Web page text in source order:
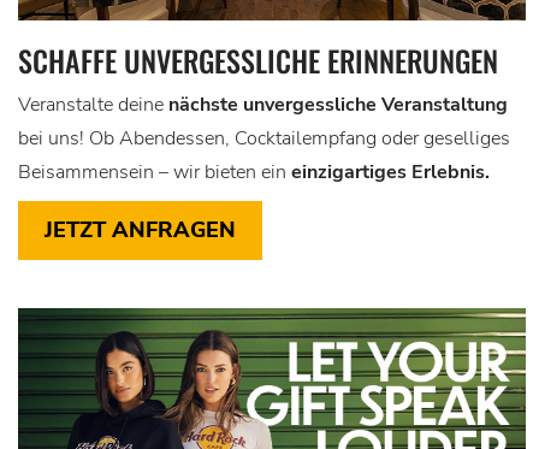
SCHAFFE UNVERGESSLICHE ERINNERUNGEN
Veranstalte deine nächste unvergessliche Veranstaltung
bei uns! Ob Abendessen, Cocktailempfang oder geselliges
Beisammensein – wir bieten ein einzigartiges Erlebnis.
JETZT ANFRAGEN